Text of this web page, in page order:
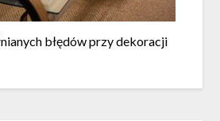
błędów przy dekoracji